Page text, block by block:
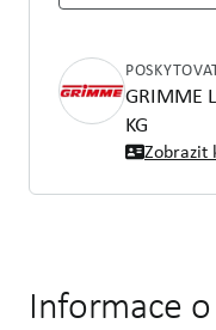
GRIMME
KG
Zobrazit
Informace